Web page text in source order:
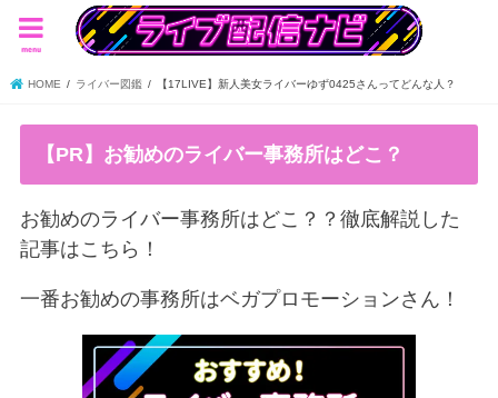
menu
HOME ライバー図鑑 【17LIVE】新人美女ライバーゆず0425さんってどんな人？
【PR】お勧めのライバー事務所はどこ？
お勧めのライバー事務所はどこ？？徹底解説した
記事はこちら！
一番お勧めの事務所はベガプロモーションさん！